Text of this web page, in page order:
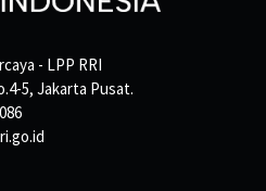
- LPP RRI
5, Jakarta Pusat.